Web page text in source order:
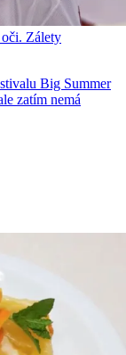
Zálety
Big Summer
zatím nemá